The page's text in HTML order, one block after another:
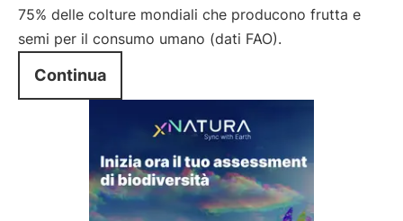
75% delle colture mondiali che producono frutta e
semi per il consumo umano (dati FAO).
Continua